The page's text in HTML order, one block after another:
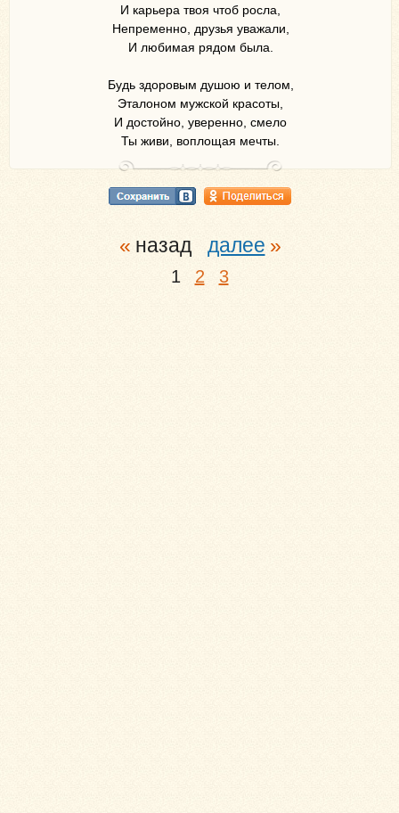
И карьера твоя чтоб росла,
Непременно, друзья уважали,
И любимая рядом была.
Будь здоровым душою и телом,
Эталоном мужской красоты,
И достойно, уверенно, смело
Ты живи, воплощая мечты.
назад
1 2 3
далее